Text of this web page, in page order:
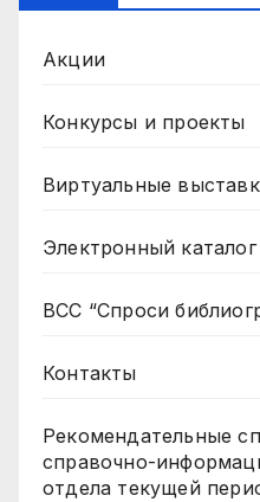
Акции
Конкурсы и проекты
Виртуальные
Электронный каталог
ВСС “Спроси
Контакты
Рекомендательные
справочно-
отдела текущей